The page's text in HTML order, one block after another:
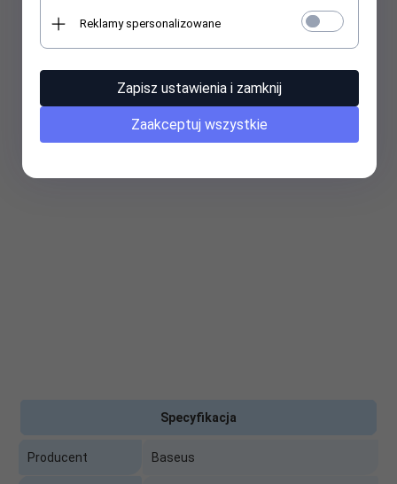
Specyfikacja
Producent Baseus
Reklamy spersonalizowane
Zapisz ustawienia i zamknij
Zaakceptuj wszystkie